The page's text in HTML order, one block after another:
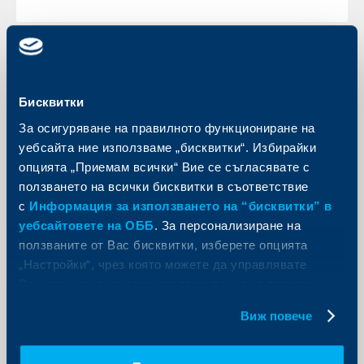
Бисквитки
За осигуряване на правилното функциониране на
уебсайта ние използваме „бисквитки“. Избирайки
опцията „Приемам всички“ Вие се съгласявате с
ползването на всички бисквитки в съответствие
с Информация за използването на “бисквитки” в
уебсайтовете на ОББ. За персонализиране на
ползваните от Вас бисквитки, изберете опцията
„Настройки“, чрез която можете да управлявате
Виж повече
The Banker определи
Райфайзенбанк за най-добра банка
в България за 2008г.
27 ноември 2008
Това е пета награда на The Banker, която определя
РЦБ за водеща банка в Централна и Източна
Още